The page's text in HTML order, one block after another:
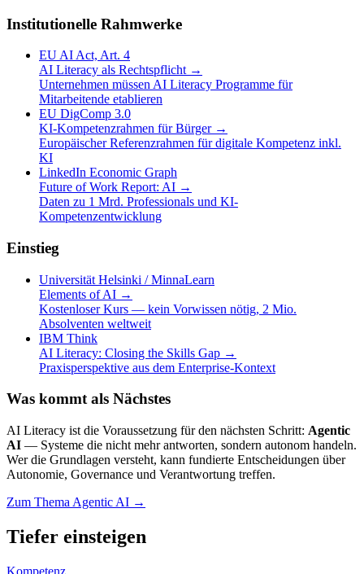
Institutionelle Rahmwerke
EU AI Act, Art. 4
AI Literacy als Rechtspflicht →
Unternehmen müssen AI Literacy Programme für
Mitarbeitende etablieren
EU DigComp 3.0
KI-Kompetenzrahmen für Bürger→
Europäischer Referenzrahmen für digitale Kompetenz inkl.
KI
LinkedIn Economic Graph
Future of Work Report: AI →
Daten zu 1 Mrd. Professionals und KI-
Kompetenzentwicklung
Einstieg
Universität Helsinki / MinnaLearn
Elements of AI →
Kostenloser Kurs — kein Vorwissen nötig, 2 Mio.
Absolventen weltweit
IBM Think
AI Literacy: Closing the Skills Gap →
Praxisperspektive aus dem Enterprise-Kontext
Was kommt als Nächstes
AI Literacy ist die Voraussetzung für den nächsten Schritt: Agentic
AI — Systeme die nicht mehr antworten, sondern autonom handeln.
Wer die Grundlagen versteht, kann fundierte Entscheidungen über
Autonomie, Governance und Verantwortung treffen.
Zum Thema Agentic AI →
Tiefer einsteigen
Kompetenz